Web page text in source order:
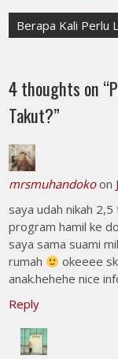
Navigasi
Berapa Kali Perlu
4 thoughts on “
Takut?”
mrsmuhandokoon
saya udah nikah
program hamil ke
saya sama suami
rumah
okeeee
anak.hehehe nice
Reply